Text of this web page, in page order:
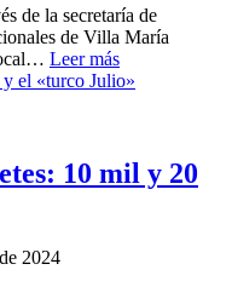
de la secretaría de
de Villa María
Leer más
el «turco Julio»
10 mil y 20
2024